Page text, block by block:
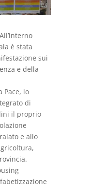
è stata
sui
e della
Pace, lo
di
il proprio
e allo